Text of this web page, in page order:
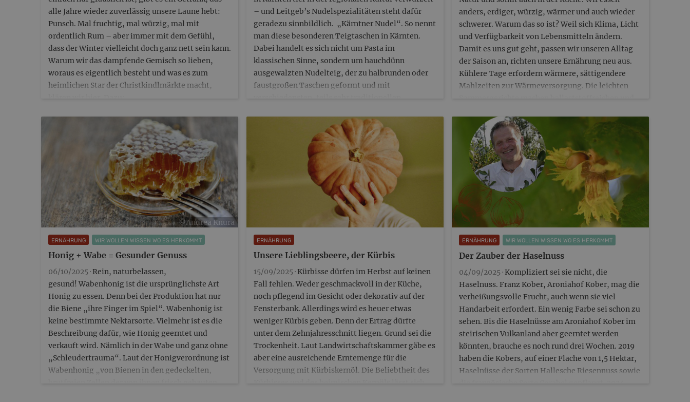
alle Jahre wieder zuverlässig unsere Laune hebt:
Punsch. Mal fruchtig, mal würzig, mal mit
ordentlich Rum – aber immer mit dem Gefühl,
dass der Winter vielleicht doch ganz nett sein kann.
Warum wir das dampfende Gemisch so lieben,
woraus es eigentlich besteht und was es zum
heimlichen Star der Christkindlmärkte macht,
– und Leitgeb’s Nudelspezialitäten steht dafür
geradezu sinnbildlich. „Kärntner Nudel“. So nennt
man diese besonderen Teigtaschen in Kärnten.
Dabei handelt es sich nicht um Pasta im
klassischen Sinne, sondern um hauchdünn
ausgewalzten Nudelteig, der zu halbrunden oder
faustgroßen Taschen geformt und mit
anders, erdiger, würzig, wärmer und auch wieder
schwerer. Warum das so ist? Weil sich Klima, Licht
und Verfügbarkeit von Lebensmitteln ändern.
Damit es uns gut geht, passen wir unseren Alltag
der Saison an, richten unsere Ernährung neu aus.
Kühlere Tage erfordern wärmere, sättigendere
Mahlzeiten zur Wärmeversorgung. Die leichten
©Andrea Knura
ERNÄHRUNG WIR WOLLEN WISSEN WO ES HERKOMMT
Honig + Wabe = Gesunder Genuss
06/10/2025 ·Rein, naturbelassen,
gesund! Wabenhonig ist die ursprünglichste Art
Honig zu essen. Denn bei der Produktion hat nur
die Biene „ihre Finger im Spiel“. Wabenhonig ist
keine bestimmte Nektarsorte. Vielmehr ist es die
Beschreibung dafür, wie Honig geerntet und
verkauft wird. Nämlich in der Wabe und ganz ohne
„Schleudertrauma“. Laut der Honigverordnung ist
Wabenhonig „von Bienen in den gedeckelten,
ERNÄHRUNG
Unsere Lieblingsbeere, der Kürbis
15/09/2025 ·Kürbisse dürfen im Herbst auf keinen
Fall fehlen. Weder geschmackvoll in der Küche,
noch pflegend im Gesicht oder dekorativ auf der
Fensterbank. Allerdings wird es heuer etwas
weniger Kürbis geben. Denn der Ertrag dürfte
unter dem Zehnjahresschnitt liegen. Grund sei die
Trockenheit. Laut Landwirtschaftskammer gäbe es
aber eine ausreichende Erntemenge für die
Versorgung mit Kürbiskernöl. Die Beliebtheit des
ERNÄHRUNG WIR WOLLEN WISSEN WO ES HERKOMMT
Der Zauber der Haselnuss
04/09/2025 ·Kompliziert sei sie nicht, die
Haselnuss. Franz Kober, Aroniahof Kober, mag die
verheißungsvolle Frucht, auch wenn sie viel
Handarbeit erfordert. Ein wenig Farbe sei schon zu
sehen. Bis die Haselnüsse am Aroniahof Kober im
steirischen Vulkanland aber geerntet werden
könnten, brauche es noch rund drei Wochen. 2019
haben die Kobers, auf einer Flache von 1,5 Hektar,
Haselnüsse der Sorten Hallesche Riesennuss sowie